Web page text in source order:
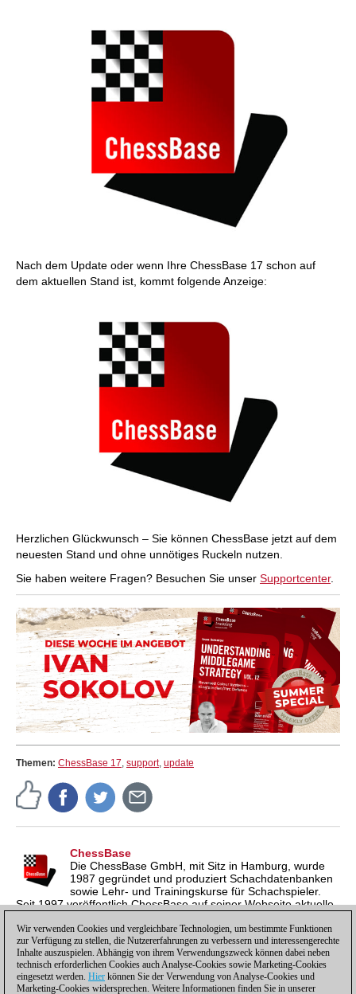
Nach dem Update oder wenn Ihre ChessBase 17 schon auf
dem aktuellen Stand ist, kommt folgende Anzeige:
Herzlichen Glückwunsch – Sie können ChessBase jetzt auf dem
neuesten Stand und ohne unnötiges Ruckeln nutzen.
Sie haben weitere Fragen? Besuchen Sie unser Supportcenter.
Themen: ChessBase 17 support, update
ChessBase
Die ChessBase GmbH, mit Sitz in Hamburg, wurde
1987 gegründet und produziert Schachdatenbanken
sowie Lehr- und Trainingskurse für Schachspieler.
Seit 1997 veröffentlich ChessBase auf seiner Webseite aktuelle
inzwischen in vier Sprachen und gilt weltweit als wichtigste
Schachnachrichtenseite.
Wir verwenden Cookies und vergleichbare Technologien, um bestimmte Funktionen
zur Verfügung zu stellen, die Nutzererfahrungen zu verbessern und interessengerechte
Inhalte auszuspielen. Abhängig von ihrem Verwendungszweck können dabei neben
technisch erforderlichen Cookies auch Analyse-Cookies sowie Marketing-Cookies
eingesetzt werden. Hier können Sie der Verwendung von Analyse-Cookies und
Marketing-Cookies widersprechen. Weitere Informationen finden Sie in unserer